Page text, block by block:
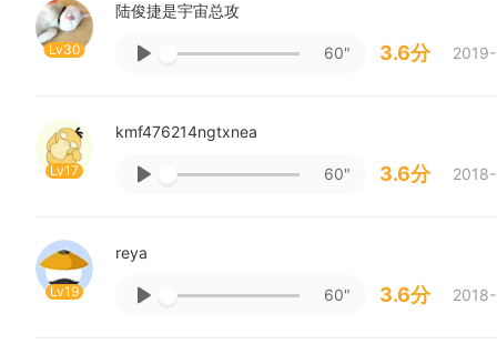
Lv30
陆俊捷是宇宙总攻
60" 3.6分
Lv17
kmf476214ngtxnea
60" 3.6分
Lv19
reya
60" 3.6分